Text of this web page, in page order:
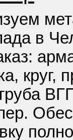
в
круг,